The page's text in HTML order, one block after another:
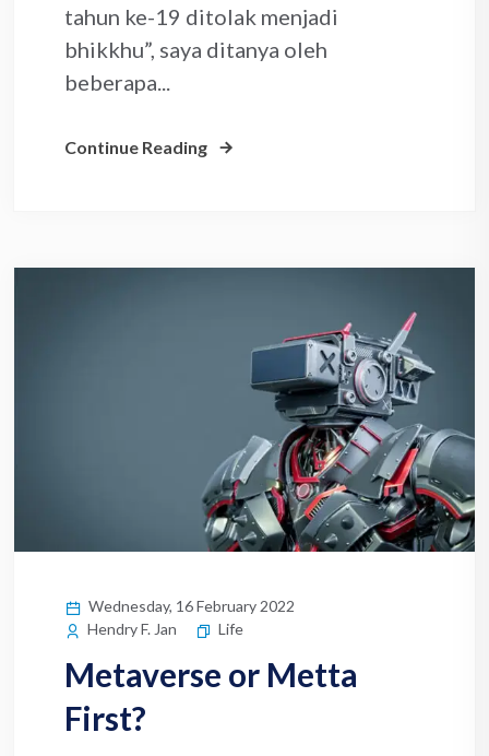
tahun ke-19 ditolak menjadi
bhikkhu”, saya ditanya oleh
beberapa...
Continue Reading
Wednesday, 16 February 2022
Hendry F. Jan
Life
Metaverse or Metta
First?